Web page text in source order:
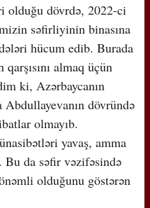
olduğu dövrdə, 2022-ci
səfirliyinin binasına
hücum edib. Burada
almaq üçün
ki, Azərbaycanın
Abdullayevanın dövründə
olmayıb.
yavaş, amma
Bu da səfir vəzifəsində
olduğunu göstərən